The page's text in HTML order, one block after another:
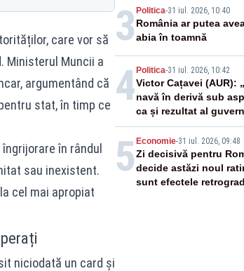
care vor să
Ministerul Muncii a
argumentând că
stat, în timp ce
în rândul
sau inexistent.
cel mai apropiat
niciodată un card și
3 Politica-31 iul. 2026, 10:40
România ar putea
abia în toamnă
4 Politica-31 iul. 2026, 10:42
Victor Cațavei (AUR):
navă în derivă sub
ca și rezultat al
36 de ani”
5 Economie-31 iul. 2026, 09:48
Zi decisivă pentru
decide astăzi noul
sunt efectele